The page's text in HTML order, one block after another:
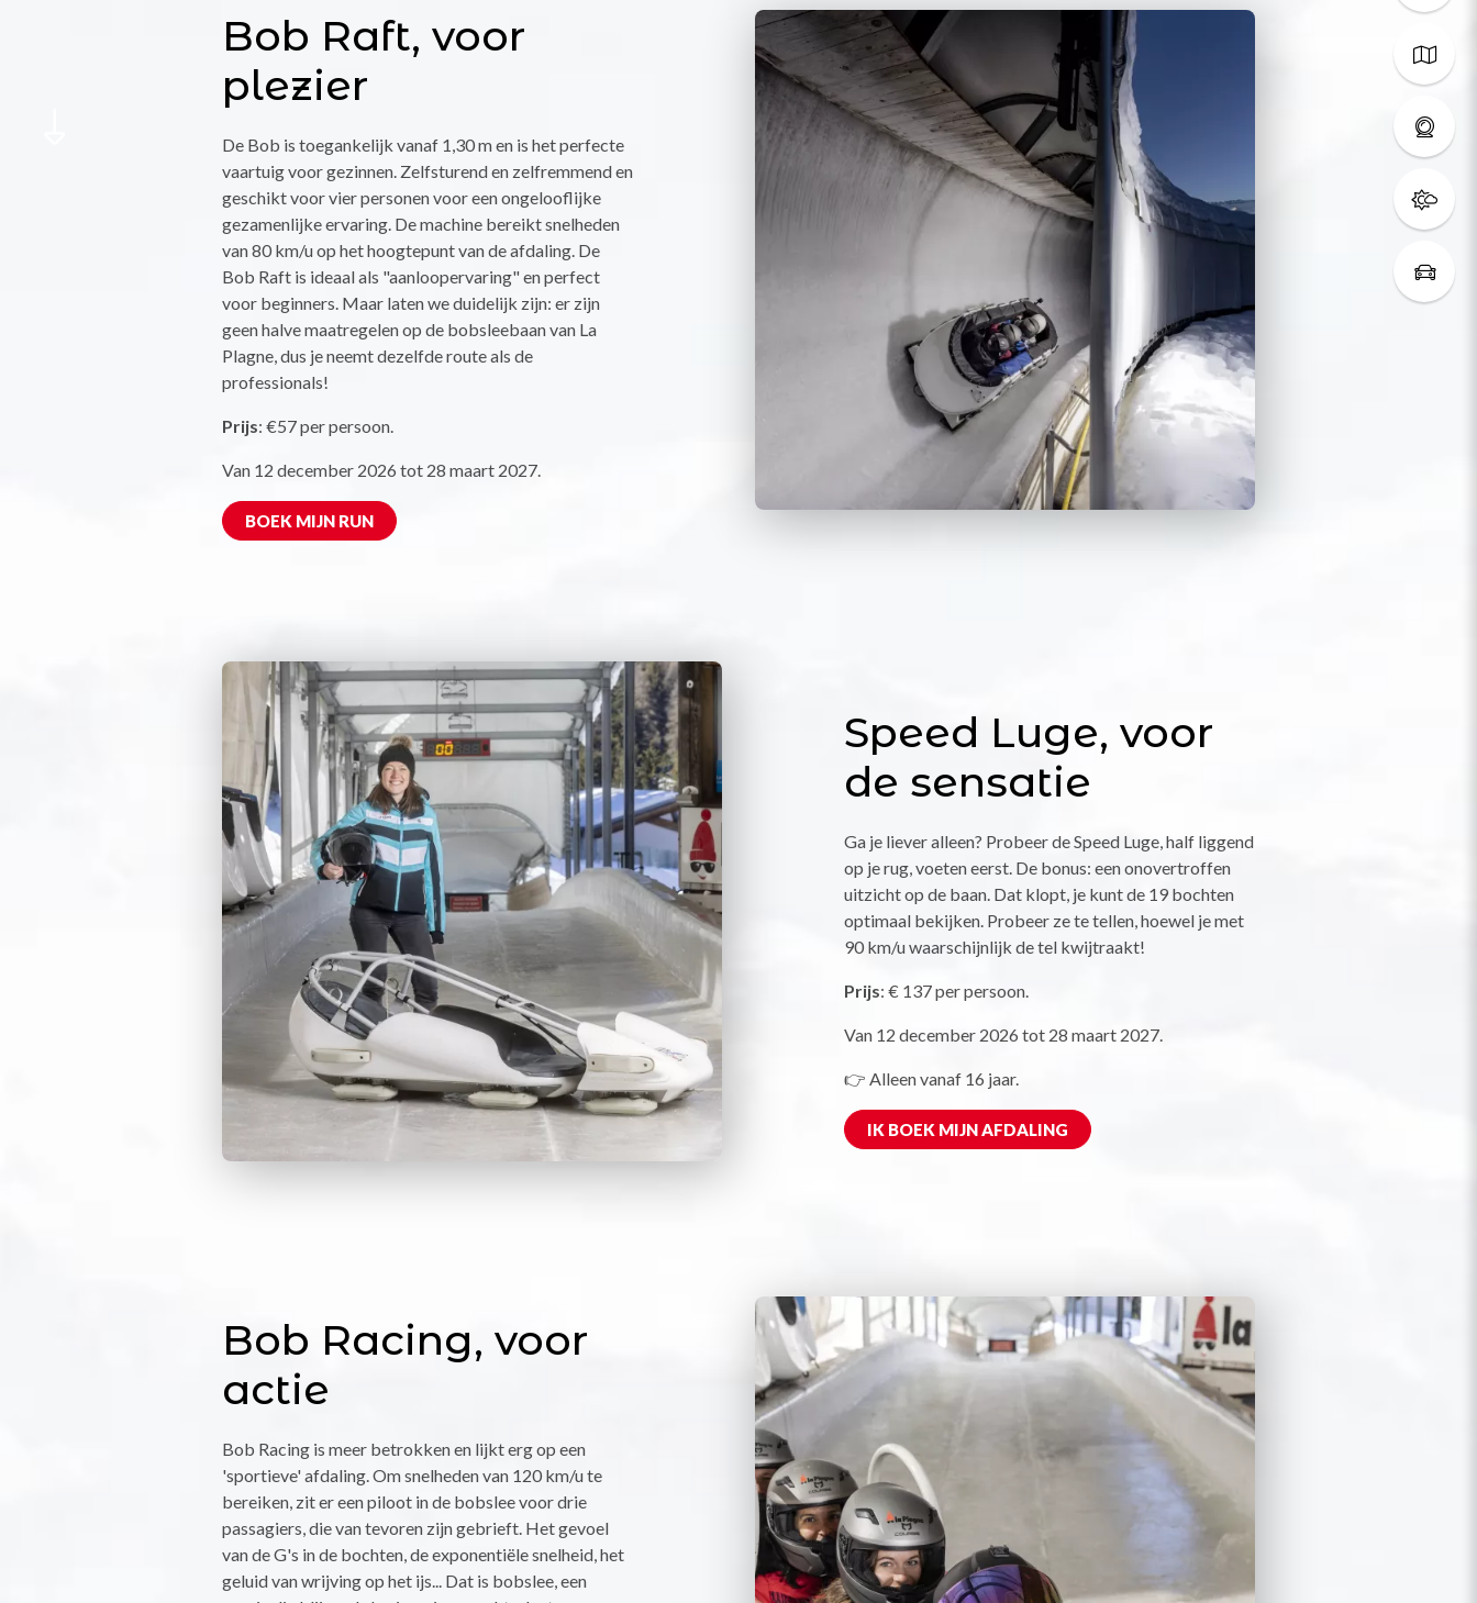
Bob Raft, voor
plezier
De Bob is toegankelijk vanaf 1,30 m en is het perfecte
vaartuig voor gezinnen. Zelfsturend en zelfremmend en
geschikt voor vier personen voor een ongelooflijke
gezamenlijke ervaring. De machine bereikt snelheden
van 80 km/u op het hoogtepunt van de afdaling. De
Bob Raft is ideaal als "aanloopervaring" en perfect
voor beginners. Maar laten we duidelijk zijn: er zijn
geen halve maatregelen op de bobsleebaan van La
Plagne, dus je neemt dezelfde route als de
professionals!
Prijs: €57 per persoon.
Van 12 december 2026 tot 28 maart 2027.
BOEK MIJN RUN
Speed Luge, voor
de sensatie
Ga je liever alleen? Probeer de Speed Luge, half liggend
op je rug, voeten eerst. De bonus: een onovertroffen
uitzicht op de baan. Dat klopt, je kunt de 19 bochten
optimaal bekijken. Probeer ze te tellen, hoewel je met
90 km/u waarschijnlijk de tel kwijtraakt!
Prijs: € 137 per persoon.
Van 12 december 2026 tot 28 maart 2027.
👉 Alleen vanaf 16 jaar.
IK BOEK MIJN AFDALING
Bob Racing, voor
actie
Bob Racing is meer betrokken en lijkt erg op een
'sportieve' afdaling. Om snelheden van 120 km/u te
bereiken, zit er een piloot in de bobslee voor drie
passagiers, die van tevoren zijn gebrieft. Het gevoel
van de G's in de bochten, de exponentiële snelheid, het
geluid van wrijving op het ijs... Dat is bobslee, een